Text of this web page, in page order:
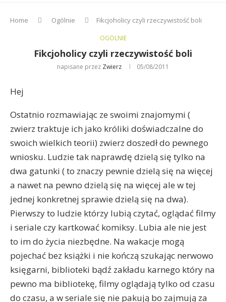
Home Ogólnie Fikcjoholicy czyli rzeczywistość boli
OGÓLNIE
Fikcjoholicy czyli rzeczywistość boli
napisane przez Zwierz 05/08/2011
Hej
Ostatnio rozmawiając ze swoimi znajomymi (
zwierz traktuje ich jako króliki doświadczalne do
swoich wielkich teorii) zwierz doszedł do pewnego
wniosku. Ludzie tak naprawdę dzielą się tylko na
dwa gatunki ( to znaczy pewnie dzielą się na więcej
a nawet na pewno dzielą się na więcej ale w tej
jednej konkretnej sprawie dzielą się na dwa).
Pierwszy to ludzie którzy lubią czytać, oglądać filmy
i seriale czy kartkować komiksy. Lubia ale nie jest
to im do życia niezbędne. Na wakacje mogą
pojechać bez książki i nie kończą szukając nerwowo
księgarni, biblioteki bądź zakładu karnego który na
pewno ma bibliotekę, filmy oglądają tylko od czasu
do czasu, a w seriale się nie pakują bo zajmują za